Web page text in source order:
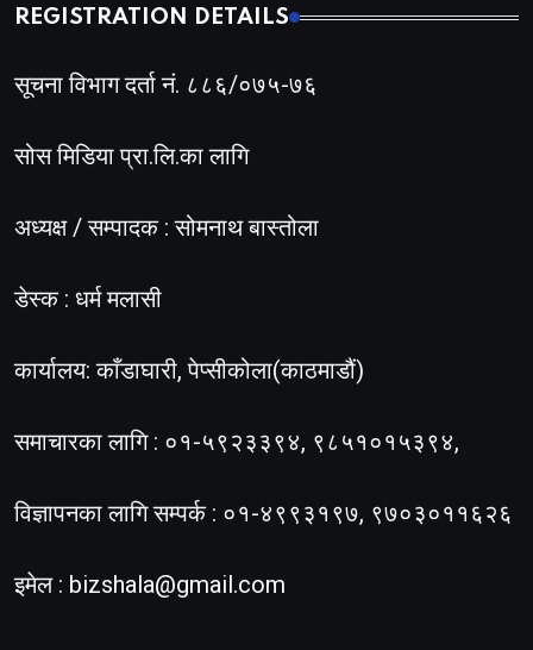
REGISTRATION DETAILS
सूचना विभाग दर्ता नं. ८८६/०७५-७६
सोस मिडिया प्रा.लि.का लागि
अध्यक्ष / सम्पादक : सोमनाथ बास्तोला
डेस्क : धर्म मलासी
कार्यालय: काँडाघारी, पेप्सीकोला(काठमाडौं)
समाचारका लागि : ०१-५९२३३९४, ९८५१०१५३९४,
विज्ञापनका लागि सम्पर्क : ०१-४९९३१९७, ९७०३०११६२६
इमेल : bizshala@gmail.com